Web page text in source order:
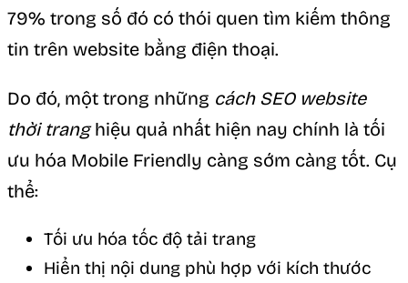
79% trong số đó có thói quen tìm kiếm thông
tin trên website bằng điện thoại.
Do đó, một trong những cách SEO website
thời tranghiệu quả nhất hiện nay chính là tối
ưu hóa Mobile Friendly càng sớm càng tốt. Cụ
thể:
Tối ưu hóa tốc độ tải trang
Hiển thị nội dung phù hợp với kích thước